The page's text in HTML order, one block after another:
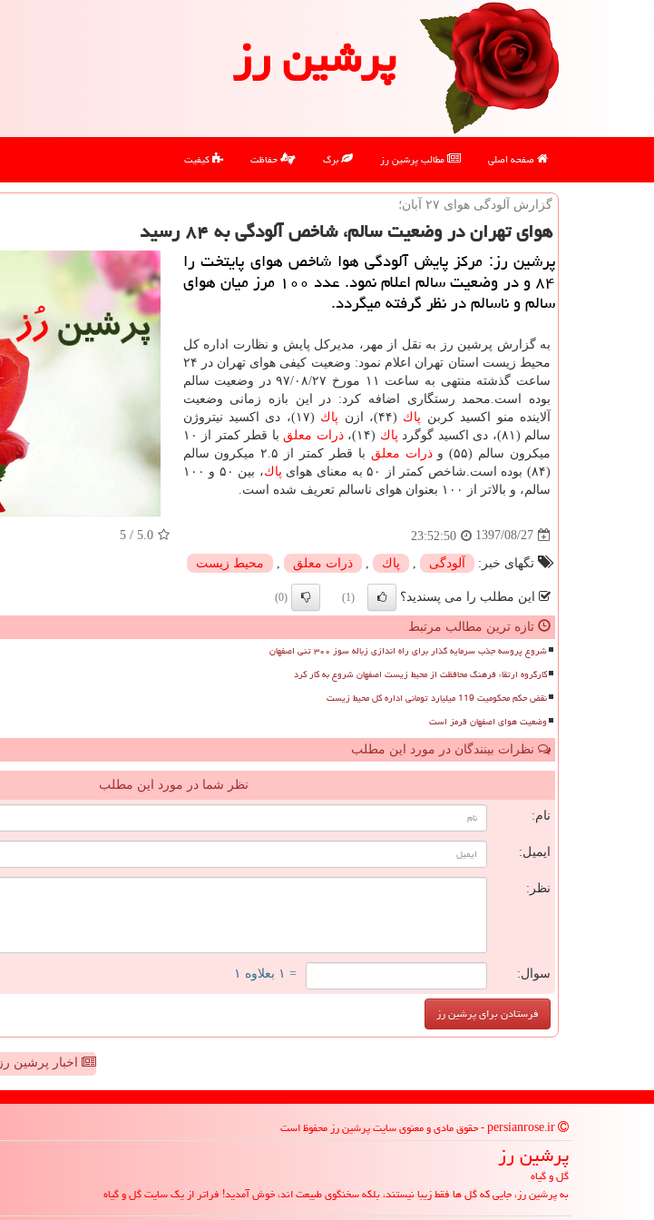
پرشین رز
صفحه اصلی مطالب پرشین رز برگ حفاظت کیفیت
گزارش آلودگی هوای ۲۷ آبان؛
هوای تهران در وضعیت سالم، شاخص آلودگی به ۸۴ رسید
پرشین رز: مركز پایش آلودگی هوا شاخص هوای پایتخت را
۸۴ و در وضعیت سالم اعلام نمود. عدد ۱۰۰ مرز میان هوای
سالم و ناسالم در نظر گرفته میگردد.
به گزارش پرشین رز به نقل از مهر، مدیركل پایش و نظارت اداره كل
محیط زیست استان تهران اعلام نمود: وضعیت كیفی هوای تهران در ۲۴
ساعت گذشته منتهی به ساعت ۱۱ مورخ ۹۷/۰۸/۲۷ در وضعیت سالم
بوده است.محمد رستگاری اضافه كرد: در این بازه زمانی وضعیت
آلاینده منو اكسید كربن پاك (۴۴)، ازن پاك
(۱۷)، دی اكسید نیتروژن
سالم (۸۱)، دی اكسید گوگرد
پاك (۱۴)، ذرات معلق
با قطر كمتر از ۱۰
میكرون سالم (۵۵) و
ذرات معلق
با قطر كمتر از ۲.۵ میكرون سالم
(۸۴) بوده است.شاخص كمتر از ۵۰ به معنای هوای
پاك
، بین ۵۰ و ۱۰۰
سالم، و بالاتر از ۱۰۰ بعنوان هوای ناسالم تعریف شده است.
1397/08/27
23:52:50
5.0
/
5
تگهای خبر: آلودگی پاك ذرات معلق محیط زیست
این مطلب را می پسندید؟ (1)
(0)
تازه ترین مطالب مرتبط
شروع پروسه جذب سرمایه گذار برای راه اندازی زباله سوز ۳۰۰ تنی اصفهان
کارگروه ارتقاء فرهنگ محافظت از محیط زیست اصفهان شروع به کار کرد
نقض حکم محکومیت 119 میلیارد تومانی اداره کل محیط زیست
وضعیت هوای اصفهان قرمز است
نظرات بینندگان در مورد این مطلب
نظر شما در مورد این مطلب
نام:
ایمیل:
نظر:
سوال: = ۱ بعلاوه ۱
اخبار پرشین رز
پرشین رز
گل و گیاه
به پرشین رز، جایی که گل ها فقط زیبا نیستند، بلکه سخنگوی طبیعت اند، خوش آمدید! فراتر از یک سایت گل و گیاه